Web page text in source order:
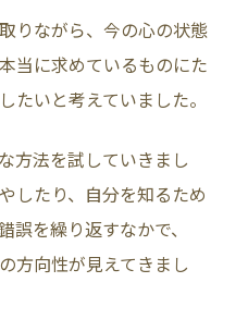
りながら、今の心の状態
当に求めているものにた
たいと考えていました。
方法を試していきまし
したり、自分を知るため
誤を繰り返すなかで、
方向性が見えてきまし